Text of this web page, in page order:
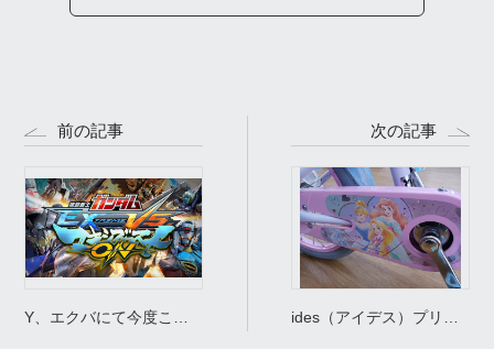
前の記事
Y、エクバにて今度こそ
次の記事
ides（アイデス）プリン